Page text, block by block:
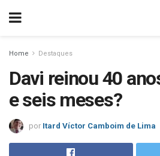
Home Destaques
Davi reinou 40
e seis meses?
por Itard Víctor Camboim de Lima